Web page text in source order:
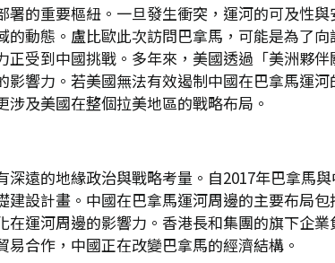
的重要樞紐。一旦發生衝突，運河的可及性
動態。盧比歐此次訪問巴拿馬，可能是為了
受到中國挑戰。多年來，美國透過「美洲夥
響力。若美國無法有效遏制中國在巴拿馬運
及美國在整個拉美地區的戰略布局。
遠的地緣政治與戰略考量。自2017年巴拿馬
設計畫。中國在巴拿馬運河周邊的主要布局
運河周邊的影響力。香港長和集團的旗下企
合作，中國正在改變巴拿馬的經濟結構。